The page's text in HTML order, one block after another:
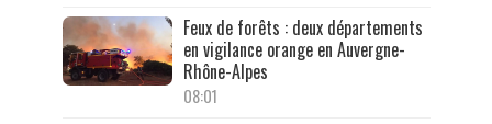
Feux de forêts : deux départements
en vigilance orange en Auvergne-
Rhône-Alpes
08:01